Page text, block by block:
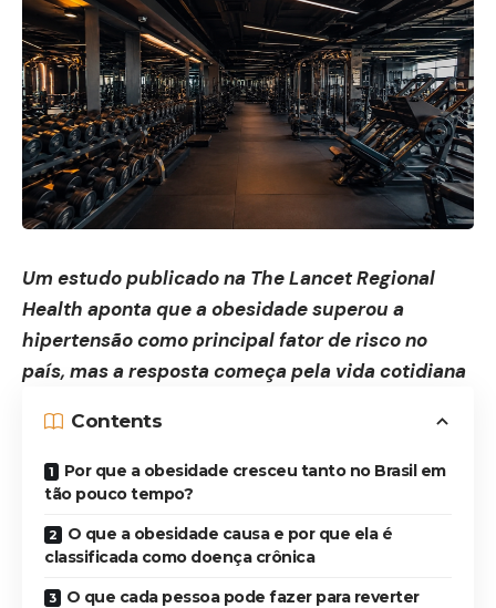
Um estudo publicado na The Lancet Regional
Health aponta que a obesidade superou a
hipertensão como principal fator de risco no
país, mas a resposta começa pela vida cotidiana
Contents
Por que a obesidade cresceu tanto no Brasil em
tão pouco tempo?
O que a obesidade causa e por que ela é
classificada como doença crônica
O que cada pessoa pode fazer para reverter